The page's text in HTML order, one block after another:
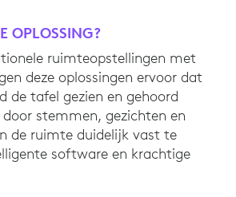
OPLOSSING?
ruimteopstellingen met
deze oplossingen ervoor dat
de tafel gezien en gehoord
stemmen, gezichten en
de ruimte duidelijk vast te
software en krachtige